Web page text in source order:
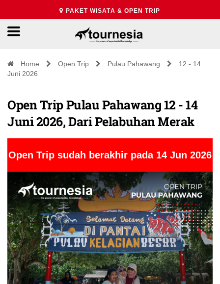
PAKET WISATA & OPEN TRIP
Home Open Trip Pulau Pahawang
12 - 14
Juni 2026
Open Trip Pulau Pahawang 12 - 14
Juni 2026, Dari Pelabuhan Merak
Open Trip sudah berakhir pada 14 Jun 2026